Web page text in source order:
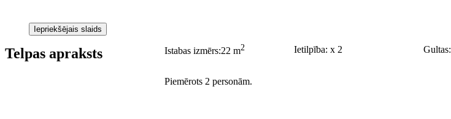
Iepriekšējais slaids
Telpas apraksts Istabas izmērs:22 m2 Ietilpība: x2 Gultas:
Piemērots 2 personām.